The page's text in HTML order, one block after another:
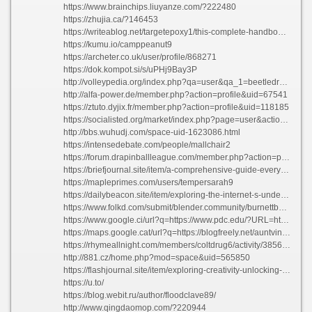
https://www.brainchips.liuyanze.com/?222480
https://zhujia.ca/?146453
https://writeablog.net/targetepoxy1/this-complete-handbook-to-everything-everything-regarding-it
https://kumu.io/camppeanut9
https://archeter.co.uk/user/profile/868271
https://dok.kompot.si/s/uPHj9Bay3P
http://volleypedia.org/index.php?qa=user&qa_1=beetledrug8
http://alfa-power.de/member.php?action=profile&uid=67541
https://ztuto.dyjix.fr/member.php?action=profile&uid=118185
https://socialisted.org/market/index.php?page=user&action=pub_profile&id=886214
http://bbs.wuhudj.com/space-uid-1623086.html
https://intensedebate.com/people/mallchair2
https://forum.drapinballleague.com/member.php?action=profile&uid=110654
https://briefjournal.site/item/a-comprehensive-guide-everything-you-need-to-know-about-the-universe
https://mapleprimes.com/users/tempersarah9
https://dailybeacon.site/item/exploring-the-internet-s-underbelly-best-sites-that-you-should-familiarize-yourself-with
https://www.folkd.com/submit/blender.community/burnettburton//
https://www.google.ci/url?q=https://www.pdc.edu/?URL=https://darknet-marketslinks.com
https://maps.google.cat/url?q=https://blogfreely.net/auntvinyl7/unveiling-the-universe-everything-you-need-to-know-about-exploring-space
https://rhymeallnight.com/members/coltdrug6/activity/385600/
http://881.cz/home.php?mod=space&uid=565850
https://flashjournal.site/item/exploring-creativity-unlocking-your-inner-artist
https://u.to/
https://blog.webit.ru/author/floodclave89/
http://www.qingdaomop.com/?220944